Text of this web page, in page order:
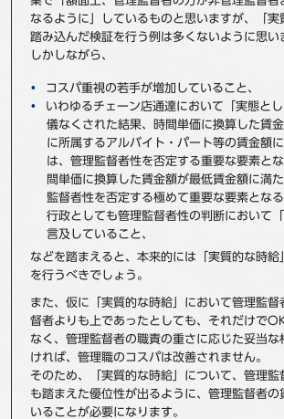
なるように」しているものと思いますが、「実
踏み込んだ検証を行う例は多くないように思い
しかしながら、
コスパ重視の若手が増加していること、
いわゆるチェーン店通達において「実態と
儀なくされた結果、時間単価に換算した賃
に所属するアルバイト・パート等の賃金額
は、管理監督者性を否定する重要な要素と
間単価に換算した賃金額が最低賃金額に満
監督者性を否定する極めて重要な要素となる
行政としても管理監督者性の判断において
言及していること、
などを踏まえると、本来的には「実質的な時給
を行うべきでしょう。
また、仮に「実質的な時給」において管理監督
督者よりも上であったとしても、それだけで
なく、管理監督者の職責の重さに応じた妥当な
ければ、管理職のコスパは改善されません。
そのため、「実質的な時給」について、管理監
も踏まえた優位性が出るように、管理監督者の
いることが必要になります。